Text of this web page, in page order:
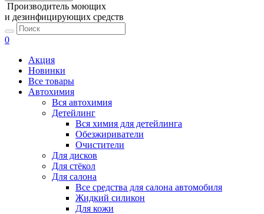
Производитель моющих
и дезинфицирующих средств
0
Акция
Новинки
Все товары
Автохимия
Вся автохимия
Детейлинг
Вся химия для детейлинга
Обезжириватели
Очистители
Для дисков
Для стёкол
Для салона
Все средства для салона автомобиля
Жидкий силикон
Для кожи